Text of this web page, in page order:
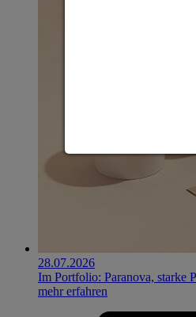
28.07.2026
Im Portfolio: Paranova, starke
mehr erfahren